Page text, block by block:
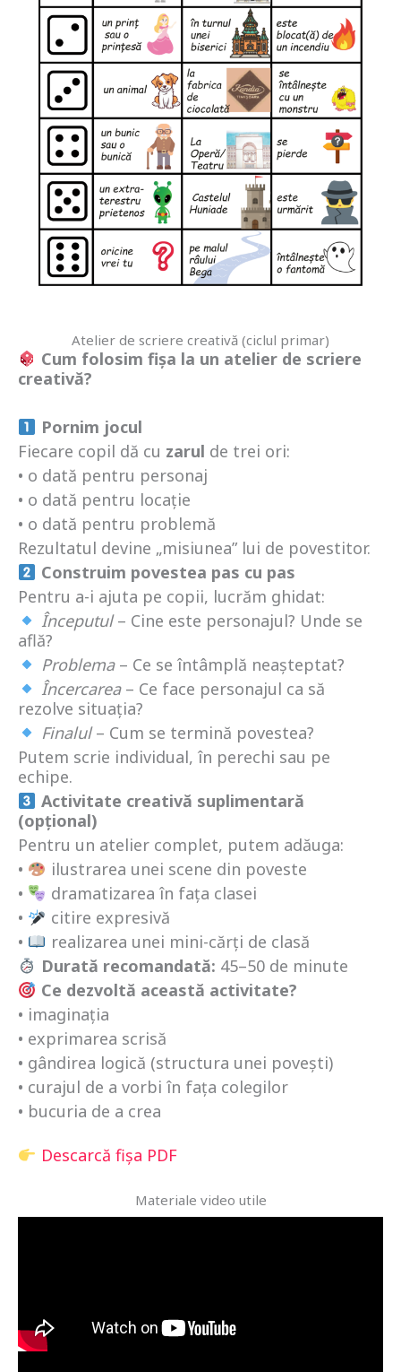
Atelier de scriere creativă (ciclul primar)
Cum folosim fișa la un atelier de scriere
creativă?
Pornim jocul
Fiecare copil dă cu zarul de trei ori:
• o dată pentru personaj
• o dată pentru locație
• o dată pentru problemă
Rezultatul devine „misiunea” lui de povestitor.
Construim povestea pas cu pas
Pentru a-i ajuta pe copii, lucrăm ghidat:
Începutul– Cine este personajul? Unde se
află?
Problema – Ce se întâmplă neașteptat?
Încercarea – Ce face personajul ca să
rezolve situația?
Finalul– Cum se termină povestea?
Putem scrie individual, în perechi sau pe
echipe.
Activitate creativă suplimentară
(opțional)
Pentru un atelier complet, putem adăuga:
•
ilustrarea unei scene din poveste
•
dramatizarea în fața clasei
•
citire expresivă
•
realizarea unei mini-cărți de clasă
Durată recomandată: 45–50 de minute
Ce dezvoltă această activitate?
• imaginația
• exprimarea scrisă
• gândirea logică (structura unei povești)
• curajul de a vorbi în fața colegilor
• bucuria de a crea
Descarcă fișa PDF
Materiale video utile